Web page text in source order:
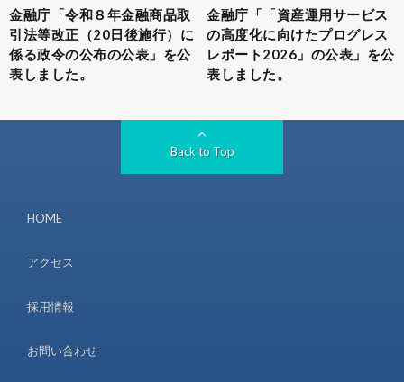
金融庁「令和８年金融商品取
引法等改正（20日後施行）に
係る政令の公布の公表」を公
表しました。
金融庁「「資産運用サービス
の高度化に向けたプログレス
レポート2026」の公表」を公
表しました。
Back to Top
HOME
アクセス
採用情報
お問い合わせ